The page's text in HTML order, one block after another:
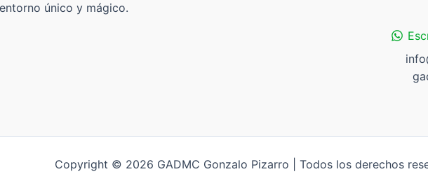
único y mágico.
Copyright © 2026 GADMC Gonzalo Pizarro | Todos los derechos